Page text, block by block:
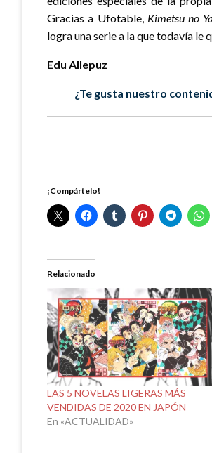
Gracias a Ufotable, Kimetsu no
logra una serie a la que todavía le
Edu Allepuz
¿Te gusta nuestro
¡Compártelo!
Relacionado
LAS 5 NOVELAS LIGERAS MÁS
VENDIDAS DE 2020 EN JAPÓN
En «ACTUALIDAD»